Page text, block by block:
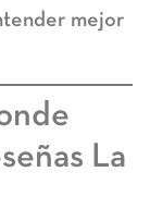
mejor
La